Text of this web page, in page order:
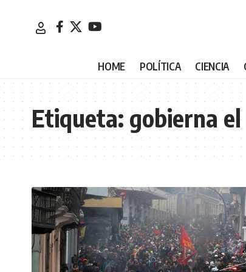
HOME POLÍTICA CIENCIA
Etiqueta: gobierna